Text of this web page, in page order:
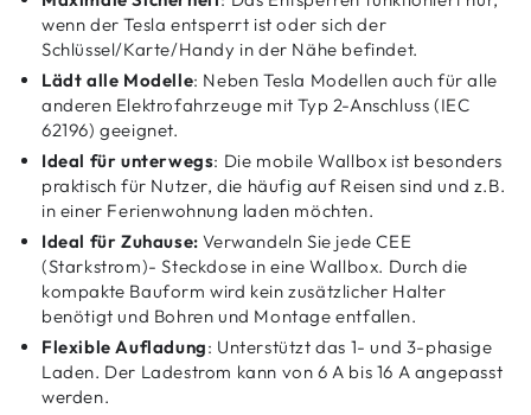
wenn der Tesla entsperrt ist oder sich der
Schlüssel/Karte/Handy in der Nähe befindet.
Lädt alle Modelle: Neben Tesla Modellen auch für alle
anderen Elektrofahrzeuge mit Typ 2-Anschluss (IEC
62196) geeignet.
Ideal für unterwegs: Die mobile Wallbox ist besonders
praktisch für Nutzer, die häufig auf Reisen sind und z.B.
in einer Ferienwohnung laden möchten.
Ideal für Zuhause:Verwandeln Sie jede CEE
(Starkstrom)- Steckdose in eine Wallbox. Durch die
kompakte Bauform wird kein zusätzlicher Halter
benötigt und Bohren und Montage entfallen.
Flexible Aufladung: Unterstützt das 1- und 3-phasige
Laden. Der Ladestrom kann von 6 A bis 16 A angepasst
werden.